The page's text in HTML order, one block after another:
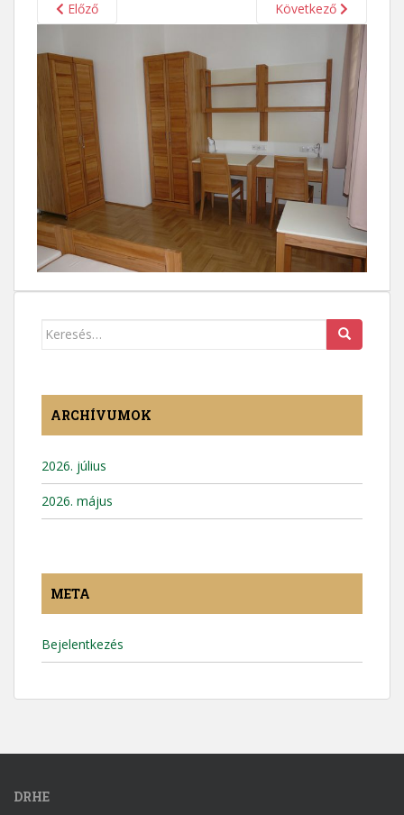
Előző Következő
Keresés:
ARCHÍVUMOK
2026. július
2026. május
META
Bejelentkezés
DRHE